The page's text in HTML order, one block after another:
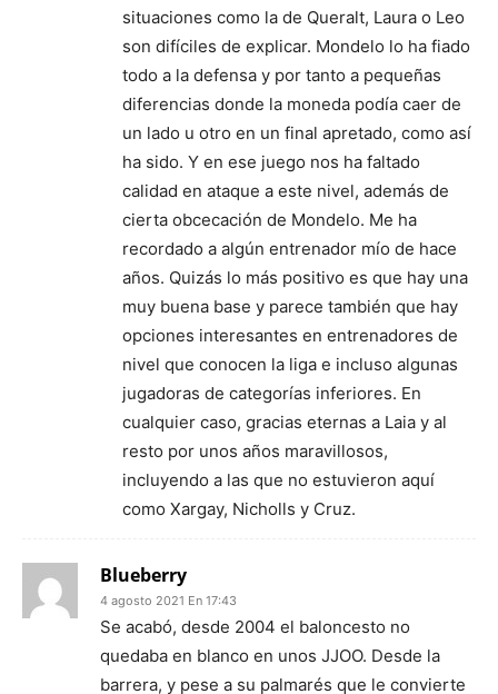
situaciones como la de Queralt, Laura o Leo
son difíciles de explicar. Mondelo lo ha fiado
todo a la defensa y por tanto a pequeñas
diferencias donde la moneda podía caer de
un lado u otro en un final apretado, como así
ha sido. Y en ese juego nos ha faltado
calidad en ataque a este nivel, además de
cierta obcecación de Mondelo. Me ha
recordado a algún entrenador mío de hace
años. Quizás lo más positivo es que hay una
muy buena base y parece también que hay
opciones interesantes en entrenadores de
nivel que conocen la liga e incluso algunas
jugadoras de categorías inferiores. En
cualquier caso, gracias eternas a Laia y al
resto por unos años maravillosos,
incluyendo a las que no estuvieron aquí
como Xargay, Nicholls y Cruz.
Blueberry
4 agosto 2021 En 17:43
Se acabó, desde 2004 el baloncesto no
quedaba en blanco en unos JJOO. Desde la
barrera, y pese a su palmarés que le convierte